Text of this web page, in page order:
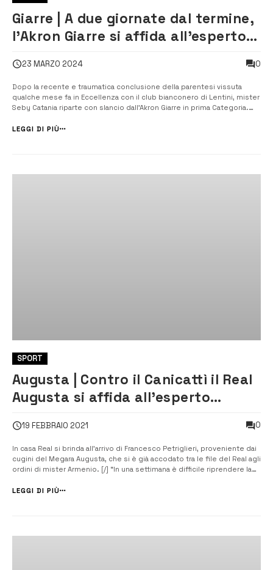
Giarre | A due giornate dal termine,
l’Akron Giarre si affida all’esperto
23 MARZO 2024 0
Dopo la recente e traumatica conclusione della parentesi vissuta
qualche mese fa in Eccellenza con il club bianconero di Lentini, mister
Seby Catania riparte con slancio dall’Akron Giarre in prima Categoria.
avere raggiunto un certo equilibrio nello spogliatoio e in campo c...
LEGGI DI PIÙ
SPORT
Augusta | Contro il Canicattì il Real
Augusta si affida all’esperto
19 FEBBRAIO 2021 0
In casa Real si brinda all’arrivo di Francesco Petriglieri, proveniente dai
cugini del Megara Augusta, che si è già accodato tra le file del Real agli
ordini di mister Armenio. [/] “In una settimana è difficile riprendere la
non farà difficile riprendere la […]...
LEGGI DI PIÙ